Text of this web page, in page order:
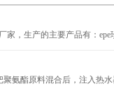
，生产的主要产品有：
氨酯原料混合后，注入